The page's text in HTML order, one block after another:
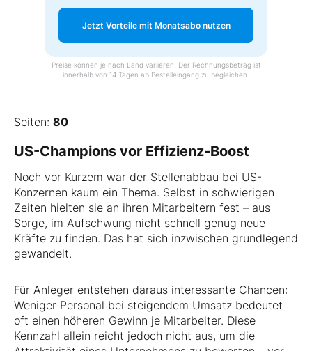
Jetzt Vorteile mit Monatsabo nutzen
Preise können je nach Land variieren. Der Rechnungsbetrag ist
innerhalb von 14 Tagen ab Bestelleingang zu begleichen.
Seiten: 80
US-Champions vor Effizienz-Boost
Noch vor Kurzem war der Stellenabbau bei US-
Konzernen kaum ein Thema. Selbst in schwierigen
Zeiten hielten sie an ihren Mitarbeitern fest – aus
Sorge, im Aufschwung nicht schnell genug neue
Kräfte zu finden. Das hat sich inzwischen grundlegend
gewandelt.
Für Anleger entstehen daraus interessante Chancen:
Weniger Personal bei steigendem Umsatz bedeutet
oft einen höheren Gewinn je Mitarbeiter. Diese
Kennzahl allein reicht jedoch nicht aus, um die